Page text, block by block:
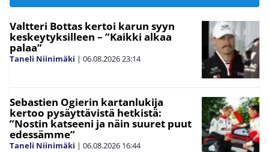
Valtteri Bottas kertoi karun syyn
keskeytyksilleen – ”Kaikki alkaa
palaa”
Taneli Niinimäki | 06.08.202623:14
Sebastien Ogierin kartanlukija
kertoo pysäyttävistä hetkistä:
”Nostin katseeni ja näin suuret puut
edessämme”
Taneli Niinimäki | 06.08.2026 16:44